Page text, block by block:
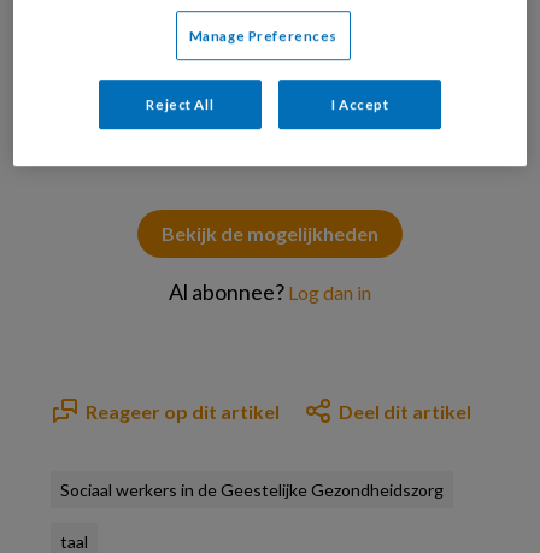
Bekijk de mogelijkheden
Al abonnee? Log dan in
Reageer op dit artikel Deel dit artikel
Sociaal werkers in de Geestelijke Gezondheidszorg
taal
Manage Preferences
Reject All I Accept